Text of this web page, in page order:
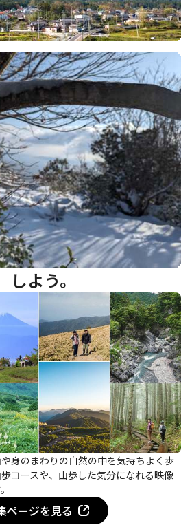
よう。
身のまわりの自然の中を気持ちよく歩
コースや、山歩した気分になれる映像
ページを見る